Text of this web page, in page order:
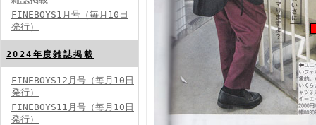
FINEBOYS2024年5月号
FINEBOYS1月号（毎月10日
発行）
2024年度雑誌掲載
FINEBOYS12月号（毎月10日
発行）
FINEBOYS11月号（毎月10日
発行）